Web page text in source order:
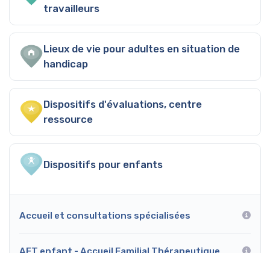
travailleurs
Lieux de vie pour adultes en situation de
handicap
Dispositifs d'évaluations, centre
ressource
Dispositifs pour enfants
Accueil et consultations spécialisées